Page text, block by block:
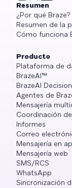
Resumen
¿Por qué Braze?
Resumen de la
Cómo funciona
Producto
Plataforma de
BrazeAI™
BrazeAI
Agentes de
Mensajería
Coordinación
Informes
Correo
Mensajería en
Mensajería web
SMS/RCS
WhatsApp
Sincronización